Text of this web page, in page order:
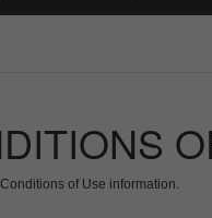
of Use information.